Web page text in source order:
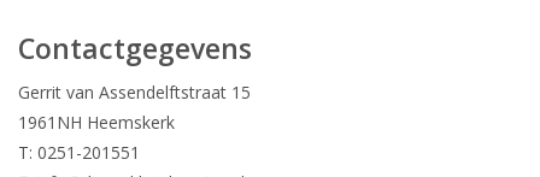
Contactgegevens
Gerrit van Assendelftstraat 15
1961NH Heemskerk
T: 0251-201551